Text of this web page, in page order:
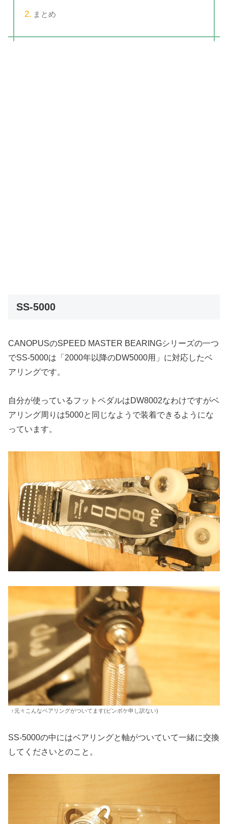
まとめ
SS-5000
CANOPUSのSPEED MASTER BEARINGシリーズの一つ
でSS-5000は「2000年以降のDW5000用」に対応したベ
アリングです。
自分が使っているフットペダルはDW8002なわけですがベ
アリング周りは5000と同じなようで装着できるようにな
っています。
↑元々こんなベアリングがついてます(ピンボケ申し訳ない)
SS-5000の中にはベアリングと軸がついていて一緒に交換
してくださいとのこと。